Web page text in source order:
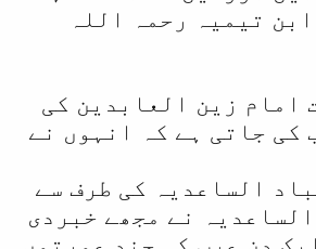
تیمیہ رحمہ اللہ
امام زین العابدین کی
کی جاتی ہے کہ انہوں نے
الساعدیہ کی طرف سے
الساعدیہ نے مجھے خبردی